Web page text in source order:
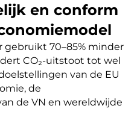
en conform
gebruikt 70–85% minder
CO₂-uitstoot tot wel
van de EU
de
de VN en wereldwijde